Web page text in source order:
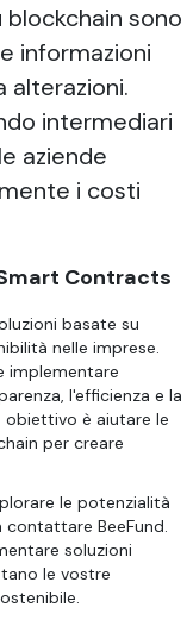
sono
informazioni
intermediari
aziende
i costi
Contracts
basate su
nelle imprese.
implementare
l'efficienza e la
obiettivo è aiutare le
per creare
le potenzialità
BeeFund.
soluzioni
le vostre